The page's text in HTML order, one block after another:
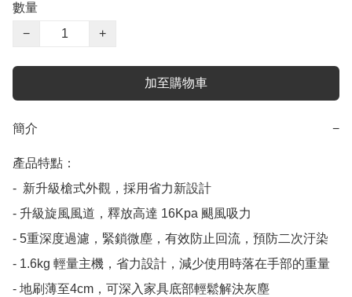
數量
−
+
加至購物車
簡介 −
產品特點：
-  新升級槍式外觀，採用省力新設計
- 升級旋風風道，釋放高達 16Kpa 颶風吸力
- 5重深度過濾，緊鎖微塵，有效防止回流，預防二次汙染
- 1.6kg 輕量主機，省力設計，減少使用時落在手部的重量
- 地刷薄至4cm，可深入家具底部輕鬆解決灰塵